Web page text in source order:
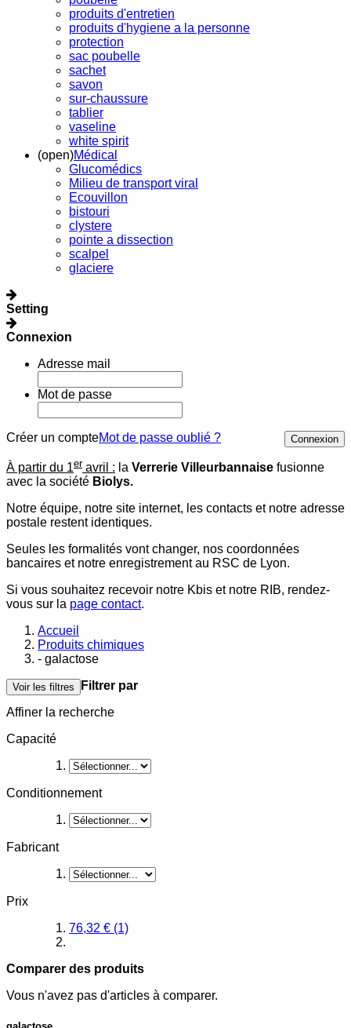
produits d'entretien
produits d'hygiene a la personne
protection
sac poubelle
sachet
savon
sur-chaussure
tablier
vaseline
white spirit
(open)Médical
Glucomédics
Milieu de transport viral
Ecouvillon
bistouri
clystere
pointe a dissection
scalpel
glaciere
Setting
Connexion
Adresse mail
Mot de passe
Créer un compte Connexion
Mot de passe oublié ?
À partir du 1er avril : la Verrerie Villeurbannaise fusionne
avec la société Biolys.
Notre équipe, notre site internet, les contacts et notre adresse
postale restent identiques.
Seules les formalités vont changer, nos coordonnées
bancaires et notre enregistrement au RSC de Lyon.
Si vous souhaitez recevoir notre Kbis et notre RIB, rendez-
vous sur la page contact.
Accueil
Produits chimiques
- galactose
Voir les filtres
Filtrer par
Affiner la recherche
Capacité
Conditionnement
Fabricant
Prix
76,32 € (1)
Comparer des produits
Vous n'avez pas d'articles à comparer.